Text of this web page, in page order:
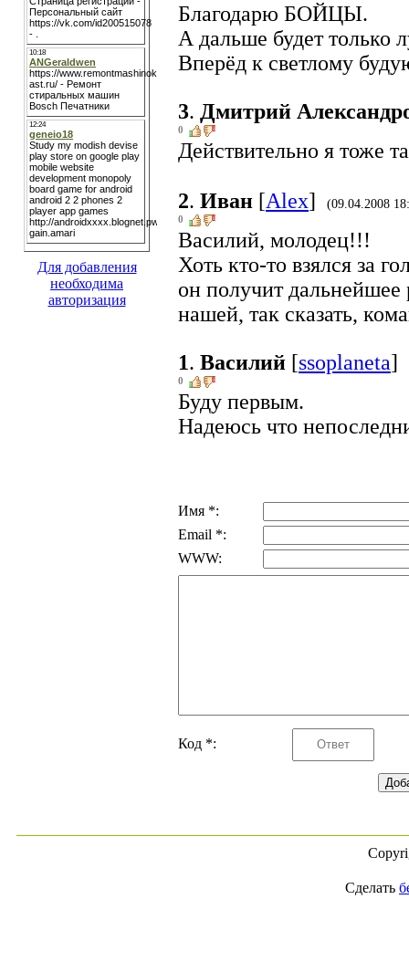
Для добавления
необходима
авторизация
Благодарю БОЙЦЫ.
А дальше будет только
Вперёд к светлому
3. Дмитрий
0
Действительно я тоже
2. Иван [Alex] (09.04.2008
0
Василий, молодец!!!
Хоть кто-то взялся за
он получит дальнейшее
нашей, так сказать,
1. Василий [ssoplaneta]
0
Буду первым.
Надеюсь что
Имя *:
Email *:
WWW:
Код *:
Сделать